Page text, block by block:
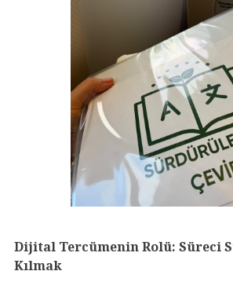
Dijital Tercümenin Rolü: Süreci
Kılmak